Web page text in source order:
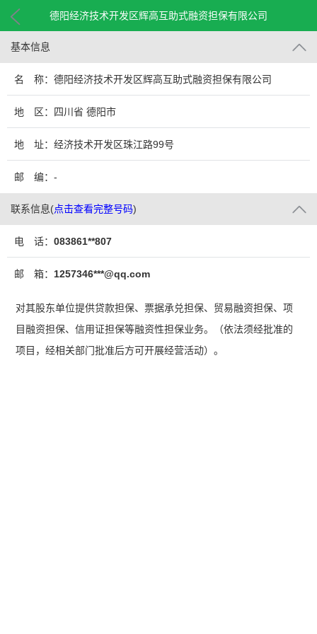
德阳经济技术开发区辉高互助式融资担保有限公司
基本信息
名 称：德阳经济技术开发区辉高互助式融资担保有限公司
地 区：四川省 德阳市
地 址：经济技术开发区珠江路99号
邮 编：-
联系信息(点击查看完整号码)
电 话： 083861**807
邮 箱： 1257346***@qq.com
对其股东单位提供贷款担保、票据承兑担保、贸易融资担保、项
目融资担保、信用证担保等融资性担保业务。（依法须经批准的
项目，经相关部门批准后方可开展经营活动）。